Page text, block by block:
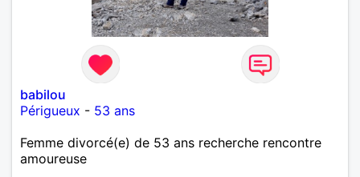
babilou
Périgueux - 53 ans
Femme divorcé(e) de 53 ans recherche rencontre
amoureuse